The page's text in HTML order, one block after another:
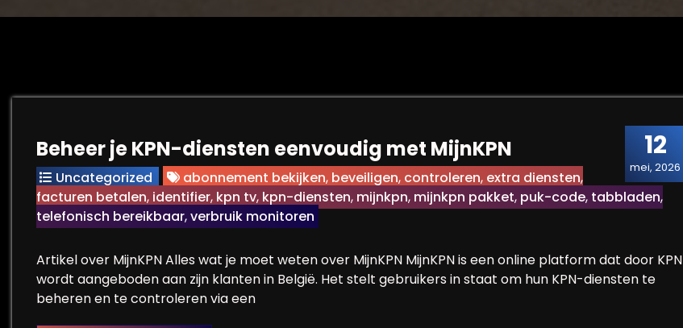
12
mei, 2026
Beheer je KPN-diensten eenvoudig met MijnKPN
Uncategorized abonnement bekijken, beveiligen, controleren, extra diensten,
facturen betalen, identifier, kpn tv, kpn-diensten, mijnkpn, mijnkpn pakket, puk-code, tabbladen,
telefonisch bereikbaar,verbruik monitoren
Artikel over MijnKPN Alles wat je moet weten over MijnKPN MijnKPN is een online platform dat door KPN
wordt aangeboden aan zijn klanten in België. Het stelt gebruikers in staat om hun KPN-diensten te
beheren en te controleren via een